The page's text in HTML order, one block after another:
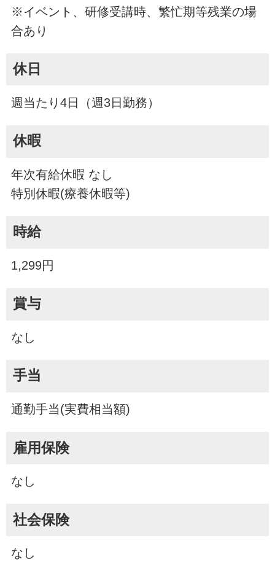
※イベント、研修受講時、繁忙期等残業の場
合あり
休日
週当たり4日（週3日勤務）
休暇
年次有給休暇 なし
特別休暇(療養休暇等)
時給
1,299円
賞与
なし
手当
通勤手当(実費相当額)
雇用保険
なし
社会保険
なし